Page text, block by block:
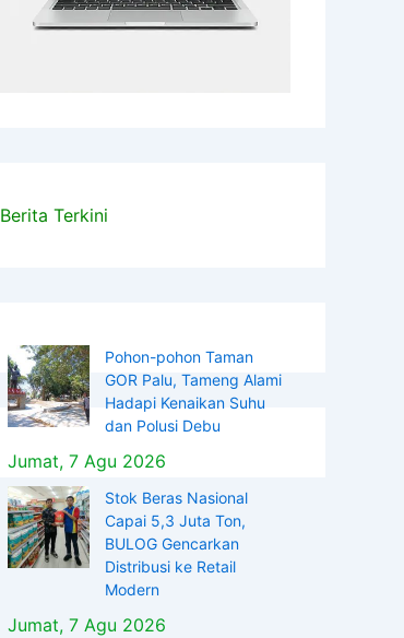
Berita Terkini
Pohon-pohon Taman
GOR Palu, Tameng Alami
Hadapi Kenaikan Suhu
dan Polusi Debu
Jumat, 7 Agu 2026
Stok Beras Nasional
Capai 5,3 Juta Ton,
BULOG Gencarkan
Distribusi ke Retail
Modern
Jumat, 7 Agu 2026